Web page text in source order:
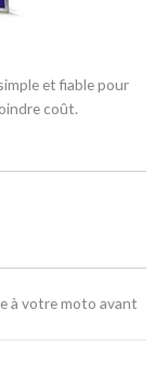
et fiable pour
coût.
à votre moto avant